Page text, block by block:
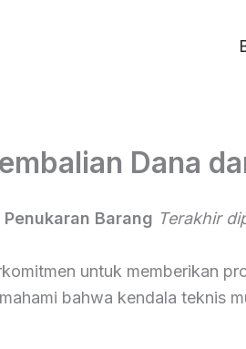
Dana
Barang Terakhir
untuk memberikan
bahwa kendala teknis